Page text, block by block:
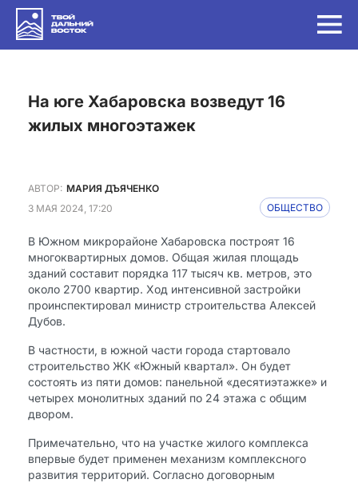
на юге Хабаровска возведут 16
жилых многоэтажек
АВТОР: МАРИЯ ДЪЯЧЕНКО
3 МАЯ 2024, 17:20
ОБЩЕСТВО
В Южном микрорайоне Хабаровска построят 16
многоквартирных домов. Общая жилая площадь
зданий составит порядка 117 тысяч кв. метров, это
около 2700 квартир. Ход интенсивной застройки
проинспектировал министр строительства Алексей
Дубов.
В частности, в южной части города стартовало
строительство ЖК «Южный квартал». Он будет
состоять из пяти домов: панельной «десятиэтажке» и
четырех монолитных зданий по 24 этажа с общим
двором.
Примечательно, что на участке жилого комплекса
впервые будет применен механизм комплексного
развития территорий. Согласно договорным